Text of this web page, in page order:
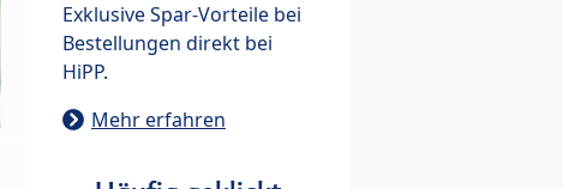
Exklusive Spar-Vorteile bei
Bestellungen direkt bei
HiPP.
Mehr erfahren